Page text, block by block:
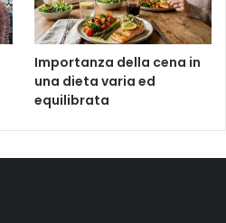
Importanza della cena in
una dieta varia ed
equilibrata